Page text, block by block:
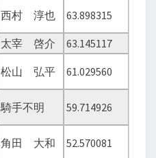
西村 淳也 63.898315
太宰 啓介 63.145117
松山 弘平 61.029560
騎手不明 59.714926
角田 大和 52.570081